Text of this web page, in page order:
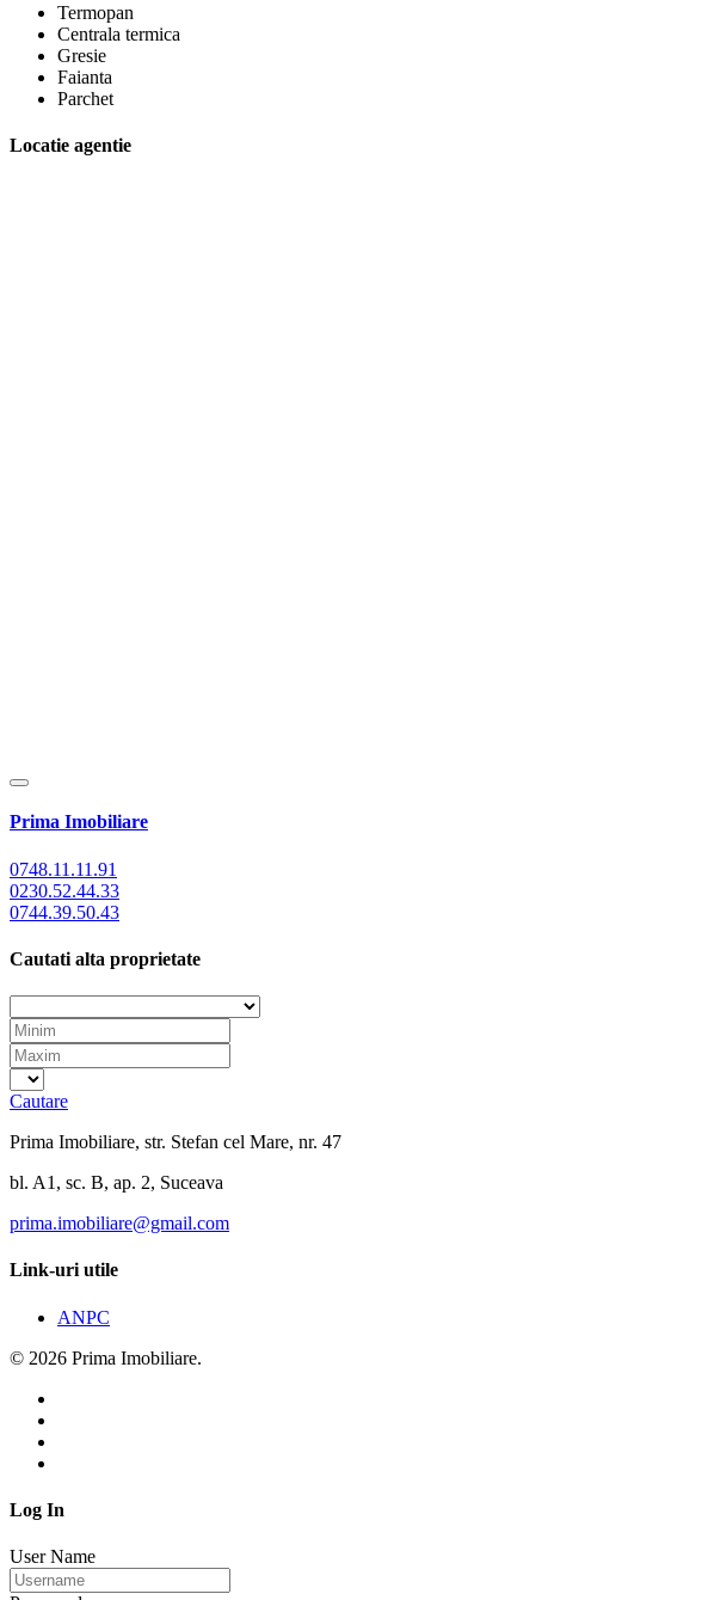
Termopan
Centrala termica
Gresie
Faianta
Parchet
Locatie agentie
Prima Imobiliare
0748.11.11.91
0230.52.44.33
0744.39.50.43
Cautati alta proprietate
Cautare
Prima Imobiliare, str. Stefan cel Mare, nr. 47
bl. A1, sc. B, ap. 2, Suceava
prima.imobiliare@gmail.com
Link-uri utile
ANPC
© 2026 Prima Imobiliare.
Log In
User Name